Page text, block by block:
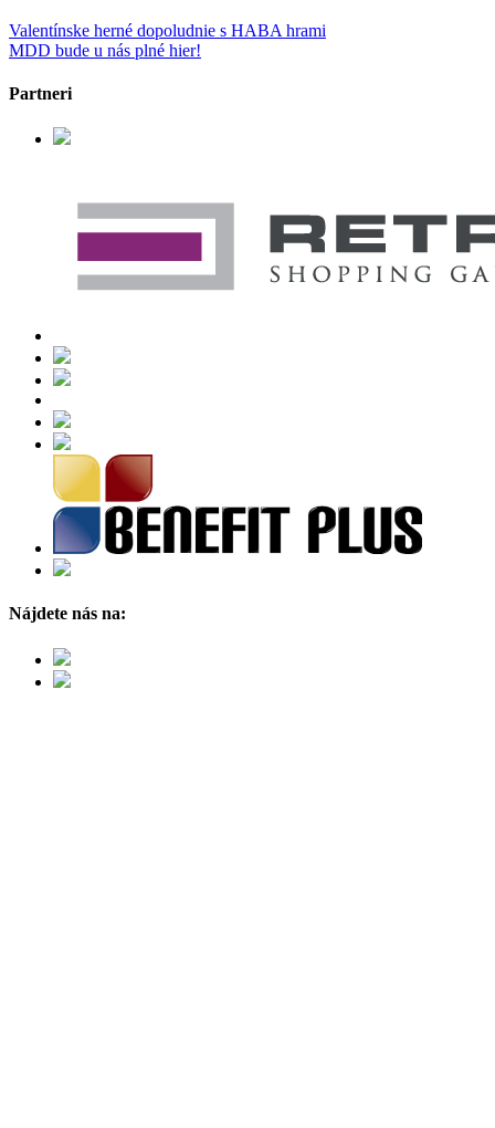
Valentínske herné dopoludnie s HABA hrami
MDD bude u nás plné hier!
Partneri
Nájdete nás na: